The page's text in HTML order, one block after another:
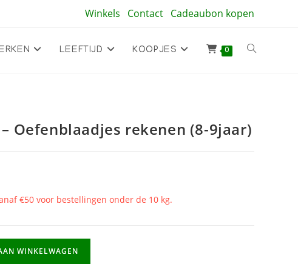
Winkels Contact Cadeaubon kopen
LEEFTIJD KOOPJES 0 Toggle
zoeken
Oefenblaadjes rekenen (8-9jaar)
€50 voor bestellingen onder de 10 kg.
WINKELWAGEN